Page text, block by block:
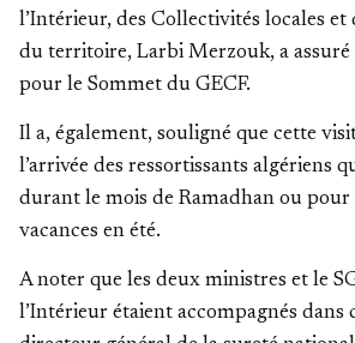
l’Intérieur, des Collectivités locales et
du territoire, Larbi Merzouk, a
pour le Sommet du GECF.
Il a, également, souligné que cette
l’arrivée des ressortissants algériens
durant le mois de Ramadhan ou pour
vacances en été.
A noter que les deux ministres et le
l’Intérieur étaient accompagnés dans